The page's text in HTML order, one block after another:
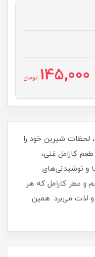
145,000 تومان
سن‌ایچ ۸۴۰ گرمی، لحظات شیرین خود را
کارامل غنی،
و نوشیدنی‌های
و عطر کارامل که هر
لذت می‌برد. همین